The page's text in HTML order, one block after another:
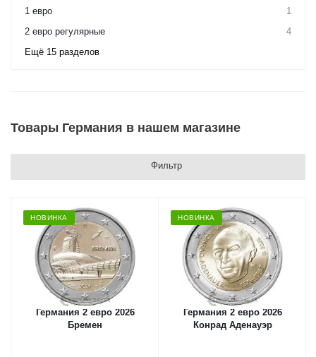
1 евро
1
2 евро регулярные
4
Ещё 15 разделов
Товары Германия в нашем магазине
Фильтр
НОВИНКА
Германия 2 евро 2026
Бремен
НОВИНКА
Германия 2 евро 2026
Конрад Аденауэр